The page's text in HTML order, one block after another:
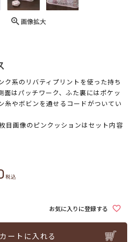
画像拡大
ク系のリバティプリントを使った持ち
面はパッチワーク、ふた裏にはポケッ
糸やボビンを通せるコードがついてい
目画像のピンクッションはセット内容
税込
お気に入りに登録する
カートに入れる